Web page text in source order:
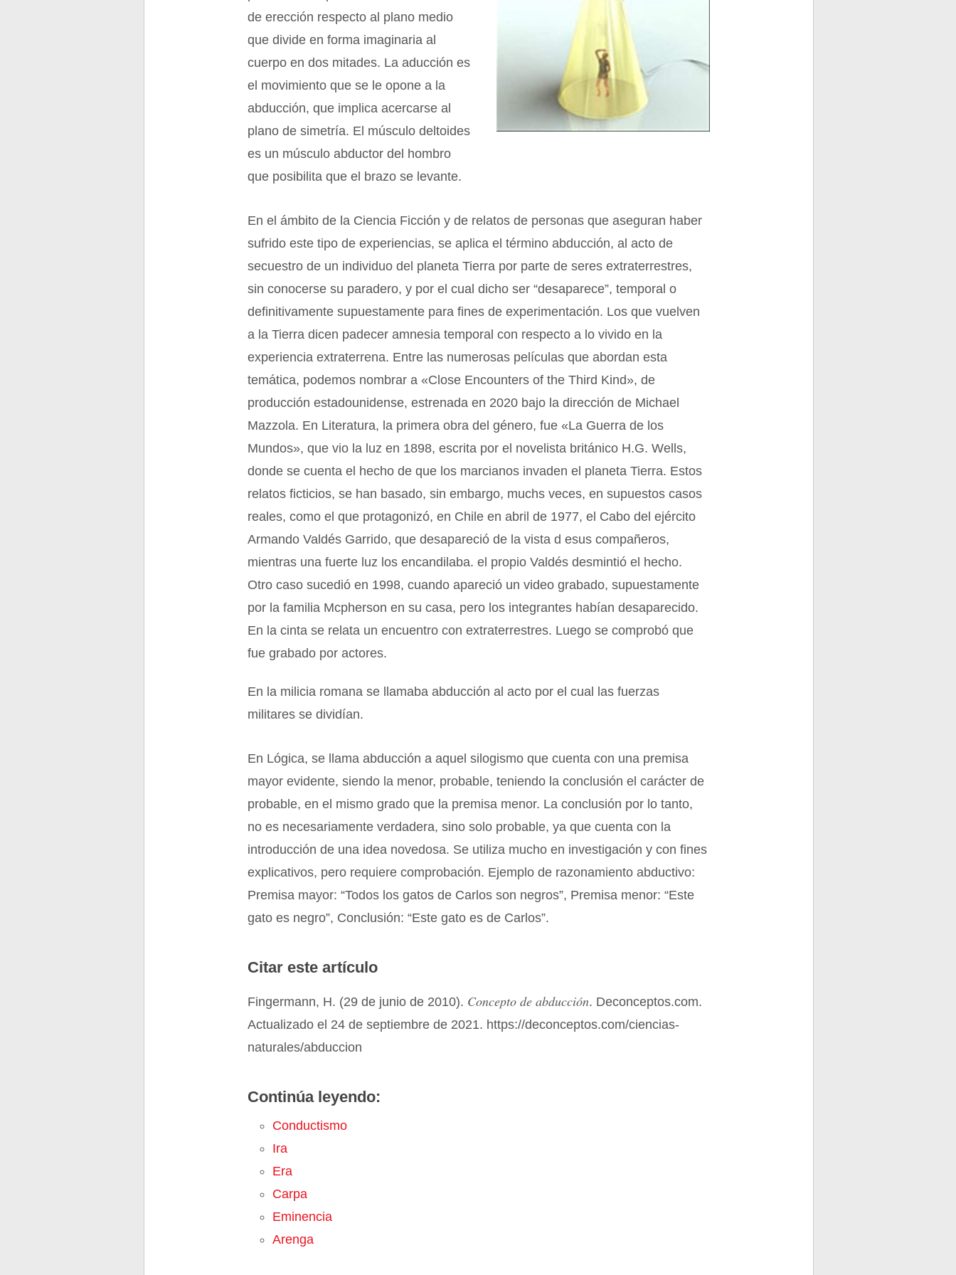
de erección respecto al plano medio
que divide en forma imaginaria al
cuerpo en dos mitades. La aducción es
el movimiento que se le opone a la
abducción, que implica acercarse al
plano de simetría. El músculo deltoides
es un músculo abductor del hombro
que posibilita que el brazo se levante.
En el ámbito de la Ciencia Ficción y de relatos de personas que aseguran haber
sufrido este tipo de experiencias, se aplica el término abducción, al acto de
secuestro de un individuo del planeta Tierra por parte de seres extraterrestres,
sin conocerse su paradero, y por el cual dicho ser “desaparece”, temporal o
definitivamente supuestamente para fines de experimentación. Los que vuelven
a la Tierra dicen padecer amnesia temporal con respecto a lo vivido en la
experiencia extraterrena. Entre las numerosas películas que abordan esta
temática, podemos nombrar a «Close Encounters of the Third Kind», de
producción estadounidense, estrenada en 2020 bajo la dirección de Michael
Mazzola. En Literatura, la primera obra del género, fue «La Guerra de los
Mundos», que vio la luz en 1898, escrita por el novelista británico H.G. Wells,
donde se cuenta el hecho de que los marcianos invaden el planeta Tierra. Estos
relatos ficticios, se han basado, sin embargo, muchs veces, en supuestos casos
reales, como el que protagonizó, en Chile en abril de 1977, el Cabo del ejército
Armando Valdés Garrido, que desapareció de la vista d esus compañeros,
mientras una fuerte luz los encandilaba. el propio Valdés desmintió el hecho.
Otro caso sucedió en 1998, cuando apareció un video grabado, supuestamente
por la familia Mcpherson en su casa, pero los integrantes habían desaparecido.
En la cinta se relata un encuentro con extraterrestres. Luego se comprobó que
fue grabado por actores.
En la milicia romana se llamaba abducción al acto por el cual las fuerzas
militares se dividían.
En Lógica, se llama abducción a aquel silogismo que cuenta con una premisa
mayor evidente, siendo la menor, probable, teniendo la conclusión el carácter de
probable, en el mismo grado que la premisa menor. La conclusión por lo tanto,
no es necesariamente verdadera, sino solo probable, ya que cuenta con la
introducción de una idea novedosa. Se utiliza mucho en investigación y con fines
explicativos, pero requiere comprobación. Ejemplo de razonamiento abductivo:
Premisa mayor: “Todos los gatos de Carlos son negros”, Premisa menor: “Este
gato es negro”, Conclusión: “Este gato es de Carlos”.
Citar este artículo
Fingermann, H. (29 de junio de 2010). Concepto de abducción. Deconceptos.com.
Actualizado el 24 de septiembre de 2021. https://deconceptos.com/ciencias-
naturales/abduccion
Continúa leyendo:
Conductismo
Ira
Era
Carpa
Eminencia
Arenga